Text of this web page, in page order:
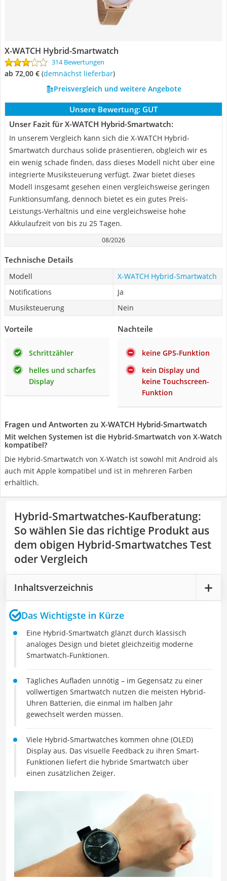
X-WATCH Hybrid-Smartwatch
314 Bewertungen
ab 72,00 € ( Demnächst lieferbar)
Preisvergleich und weitere Angebote
Unsere Bewertung: GUT
Unser Fazit für X-WATCH Hybrid-Smartwatch:
In unserem Vergleich kann sich die X-WATCH Hybrid-
Smartwatch durchaus solide präsentieren, obgleich wir es
ein wenig schade finden, dass dieses Modell nicht über eine
integrierte Musiksteuerung verfügt. Zwar bietet dieses
Modell insgesamt gesehen einen vergleichsweise geringen
Funktionsumfang, dennoch bietet es ein gutes Preis-
Leistungs-Verhältnis und eine vergleichsweise hohe
Akkulaufzeit von bis zu 25 Tagen.
08/2026
Technische Details
Modell
X-WATCH Hybrid-Smartwatch
Notifications
Ja
Musiksteuerung
Nein
Vorteile
Schrittzähler
helles und scharfes
Display
Nachteile
keine GPS-Funktion
kein Display und
keine Touchscreen-
Funktion
Fragen und Antworten zu X-WATCH Hybrid-Smartwatch
Mit welchen Systemen ist die Hybrid-Smartwatch von X-Watch
kompatibel?
Die Hybrid-Smartwatch von X-Watch ist sowohl mit Android als
auch mit Apple kompatibel und ist in mehreren Farben
erhältlich.
Hybrid-Smartwatches-Kaufberatung:
So wählen Sie das richtige Produkt aus
dem obigen Hybrid-Smartwatches Test
oder Vergleich
Inhaltsverzeichnis
Das Wichtigste in Kürze
Eine Hybrid-Smartwatch glänzt durch klassisch
analoges Design und bietet gleichzeitig moderne
Smartwatch-Funktionen.
Tägliches Aufladen unnötig – im Gegensatz zu einer
vollwertigen Smartwatch nutzen die meisten Hybrid-
Uhren Batterien, die einmal im halben Jahr
gewechselt werden müssen.
Viele Hybrid-Smartwatches kommen ohne (OLED)
Display aus. Das visuelle Feedback zu ihren Smart-
Funktionen liefert die hybride Smartwatch über
einen zusätzlichen Zeiger.